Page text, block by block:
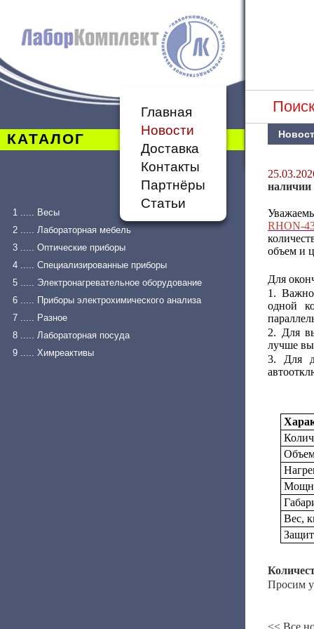
КАТАЛОГ
Главная
Новости
Доставка
Контакты
Партнёры
Статьи
1 ..... Весы
2 ..... Лабораторная мебель
3 ..... Оптические приборы
4 ..... Специализированные приборы
5 ..... Электронагревательное оборудование
6 ..... Приборы электрохимического анализа
7 ..... Разное
8 ..... Лабораторная посуда
9 ..... Химреактивы
наличии
RHON-
объем и
Для
1. Важно
одной
2. Для
лучше
3. Для
Вес,
Просим
<< Все